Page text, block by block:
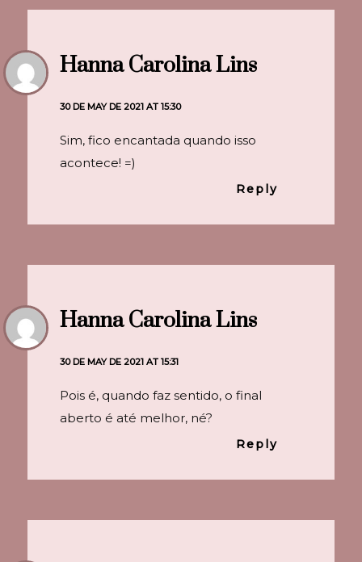
Hanna Carolina Lins
30 DE MAY DE 2021 AT 15:30
Sim, fico encantada quando isso
acontece! =)
Reply
Hanna Carolina Lins
30 DE MAY DE 2021 AT 15:31
Pois é, quando faz sentido, o final
aberto é até melhor, né?
Reply